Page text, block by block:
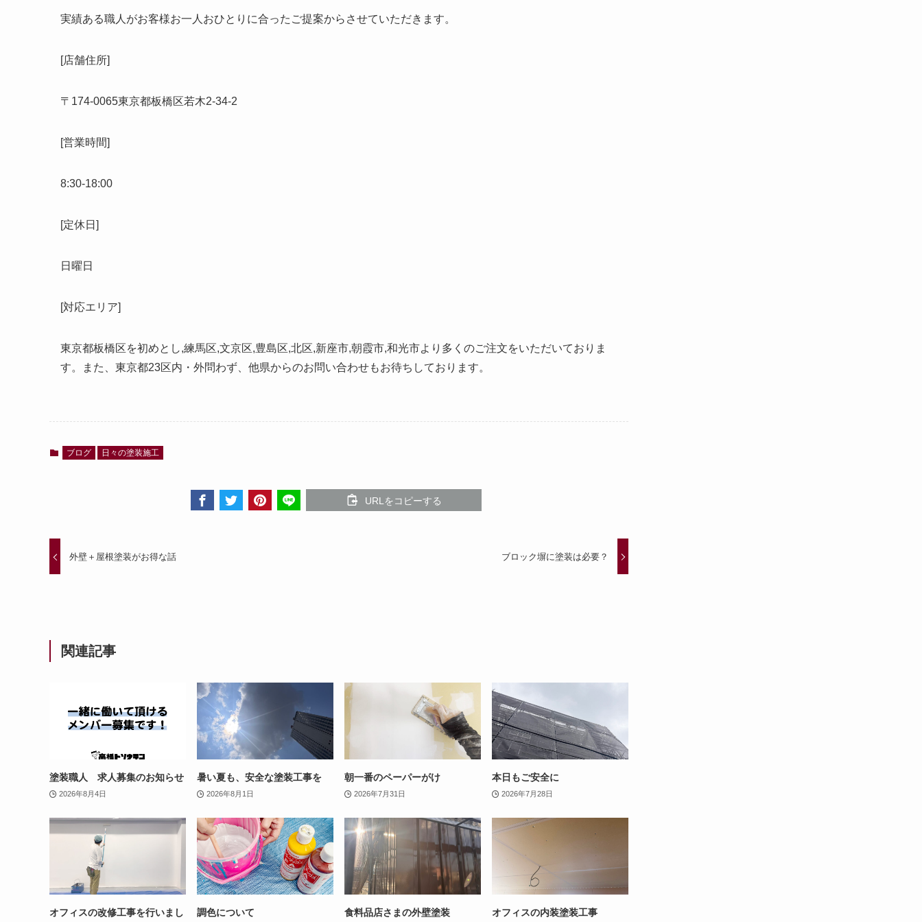
実績ある職人がお客様お一人おひとりに合ったご提案からさせていただきます。
[店舗住所]
〒 174-0065東京都板橋区若木2-34-2
[営業時間]
8:30-18:00
[定休日]
日曜日
[対応エリア]
東京都板橋区を初めとし,練馬区,文京区,豊島区,北区,新座市,朝霞市,和光市より多くのご注文をいただいておりま
す。また、東京都23区内・外問わず、他県からのお問い合わせもお待ちしております。
ブログ 日々の塗装施工
URLをコピーする
外壁＋屋根塗装がお得な話 ブロック塀に塗装は必要？
関連記事
塗装職人 求人募集のお知らせ
2026年8月4日
暑い夏も、安全な塗装工事を
2026年8月1日
朝一番のペーパーがけ
2026年7月31日
本日もご安全に
2026年7月28日
オフィスの改修工事を行いまし
調色について 食料品店さまの外壁塗装 オフィスの内装塗装工事